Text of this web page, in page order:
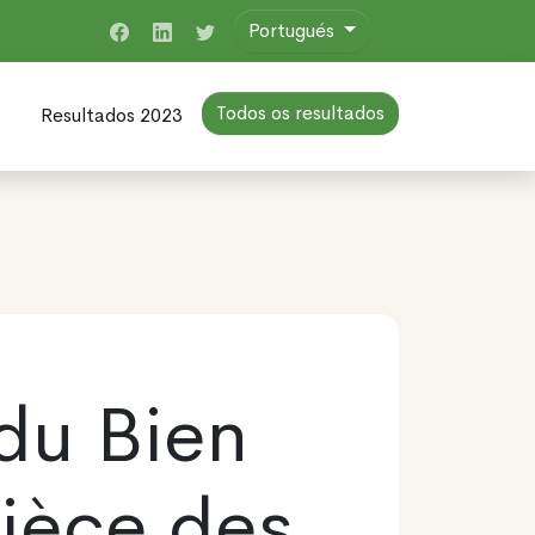
Portugués
Resultados 2023 Todos os resultados
Bien